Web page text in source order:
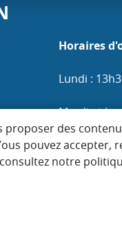
proposer des
pouvez accepter,
notre
Horaires
Lundi :
Mardi et
Mercredi et